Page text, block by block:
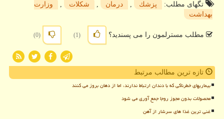
تگهای مطلب:
پزشك , درمان , شكلات ,
وزارت
بهداشت
مطلب مسترلمون را می پسندید؟ (1)
(0)
تازه ترین مطالب مرتبط
بیماریهای خطرناکی که با دندان ارتباط ندارند، اما از دهان بروز می کنند
محصولات بدون مجوز روجا جمع آوری می شود
غنی ترین غذا های سرشار از آهن